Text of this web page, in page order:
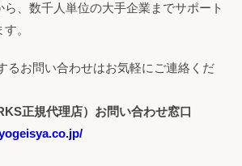
、数千人単位の大手企業までサポート
。
るお問い合わせはお気軽にご連絡くだ
正規代理店）お問い合わせ窓口